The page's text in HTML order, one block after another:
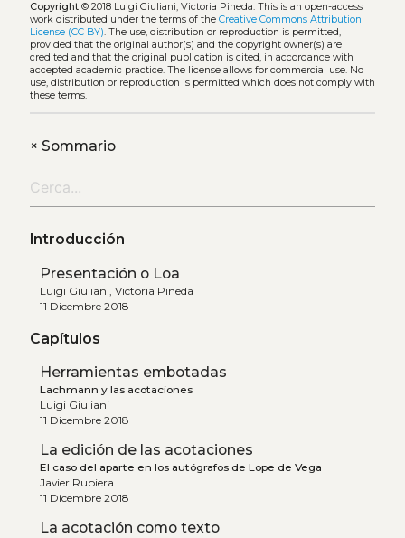
Copyright© 2018 Luigi Giuliani, Victoria Pineda. This is an open-access
work distributed under the terms of the Creative Commons Attribution
License (CC BY). The use, distribution or reproduction is permitted,
provided that the original author(s) and the copyright owner(s) are
credited and that the original publication is cited, in accordance with
accepted academic practice. The license allows for commercial use. No
use, distribution or reproduction is permitted which does not comply with
these terms.
+Sommario
Introducción
Presentación o Loa
Luigi Giuliani, Victoria Pineda
11 Dicembre 2018
Capítulos
Herramientas embotadas
Lachmann y las acotaciones
Luigi Giuliani
11 Dicembre 2018
La edición de las acotaciones
El caso del aparte en los autógrafos de Lope de Vega
Javier Rubiera
11 Dicembre 2018
La acotación como texto